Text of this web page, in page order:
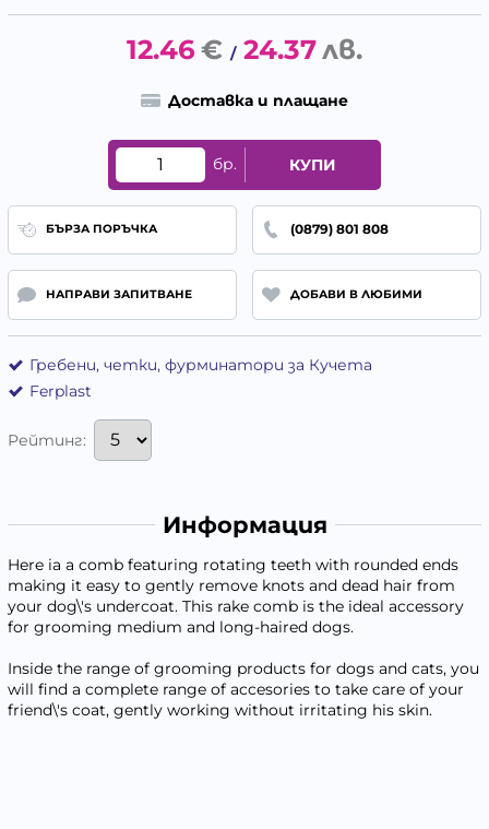
12.46 € / 24.37лв.
Доставка и плащане
бр. КУПИ
БЪРЗА ПОРЪЧКА (0879) 801 808
НАПРАВИ ЗАПИТВАНЕ ДОБАВИ В ЛЮБИМИ
Гребени, четки, фурминатори за Кучета
Ferplast
Рейтинг:
Информация
Here ia a comb featuring rotating teeth with rounded ends
making it easy to gently remove knots and dead hair from
your dog\'s undercoat. This rake comb is the ideal accessory
for grooming medium and long-haired dogs.
Inside the range of grooming products for dogs and cats, you
will find a complete range of accesories to take care of your
friend\'s coat, gently working without irritating his skin.